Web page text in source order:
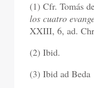
(1) Cfr. Tomás
los cuatro
XXIII, 6, ad.
(2) Ibid.
(3) Ibid ad Beda